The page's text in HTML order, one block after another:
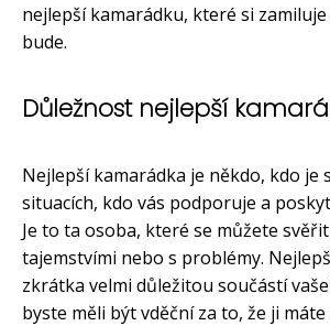
nejlepší kamarádku, které si
bude.
Důležnost nejlepší
Nejlepší kamarádka je někdo, kdo je
situacích, kdo vás podporuje a
Je to ta osoba, které se můžete
tajemstvími nebo s problémy.
zkrátka velmi důležitou součástí
byste měli být vděční za to, že ji